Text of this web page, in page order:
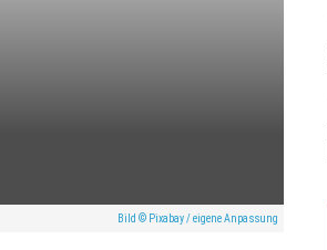
Bild © Pixabay / eigene Anpassung